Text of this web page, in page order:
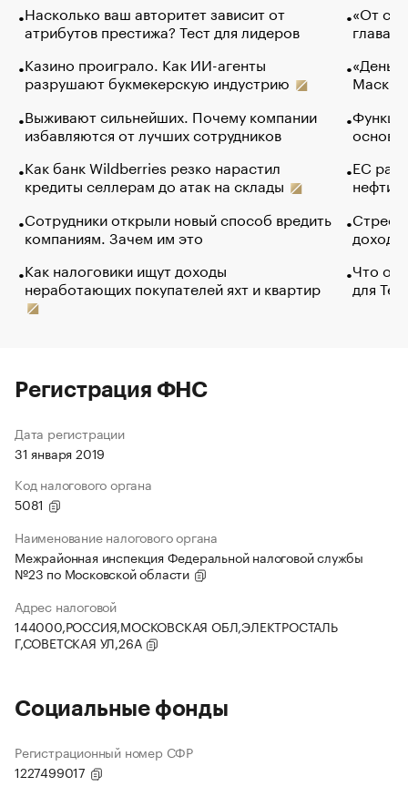
Насколько ваш авторитет зависит от
атрибутов престижа? Тест для лидеров
Казино проиграло. Как ИИ-агенты
разрушают букмекерскую индустрию
Выживают сильнейших. Почему компании
избавляются от лучших сотрудников
Как банк Wildberries резко нарастил
кредиты селлерам до атак на склады
Сотрудники открыли новый способ вредить
компаниям. Зачем им это
Как налоговики ищут доходы
неработающих покупателей яхт и квартир
«От
глава
Маск в
основ
ЕС
нефти
Что
для
Регистрация ФНС
Дата регистрации
31 января 2019
Код налогового органа
5081
Наименование налогового органа
Межрайонная инспекция Федеральной налоговой службы
№23 по Московской области
Адрес налоговой
144000,РОССИЯ,МОСКОВСКАЯ ОБЛ,ЭЛЕКТРОСТАЛЬ
Г,СОВЕТСКАЯ УЛ,26А
Социальные фонды
Регистрационный номер СФР
1227499017